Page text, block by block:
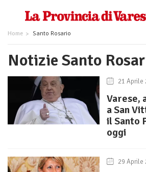
Home Santo Rosario
Notizie Santo
21 Aprile
Varese,
a San
il Santo
oggi
29 Aprile